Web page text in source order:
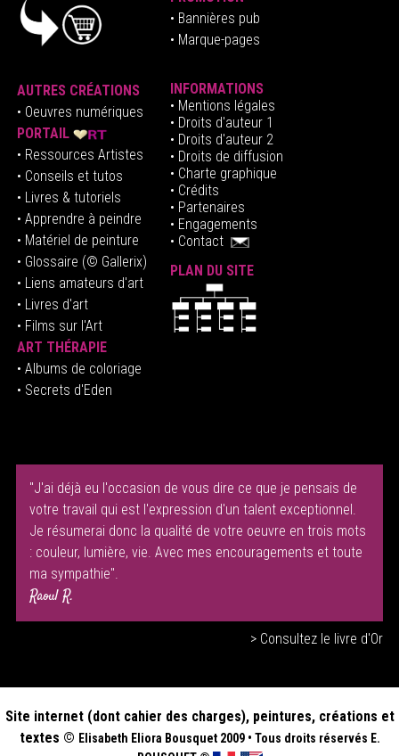
• Bannières pub
• Marque-pages
AUTRES CRÉATIONS
• Oeuvres numériques
PORTAIL
• Ressources Artistes
• Conseils et tutos
• Livres & tutoriels
• Apprendre à peindre
• Matériel de peinture
• Glossaire (© Gallerix)
• Liens amateurs d'art
• Livres d'art
• Films sur l'Art
ART THÉRAPIE
• Albums de coloriage
• Secrets d'Eden
INFORMATIONS
• Mentions légales
• Droits d'auteur1
• Droits d'auteur 2
• Droits de diffusion
• Charte graphique
• Crédits
• Partenaires
• Engagements
• Contact
PLAN DU SITE
"J'ai déjà eu l'occasion de vous dire ce que je pensais de
votre travail qui est l'expression d'un talent exceptionnel.
Je résumerai donc la qualité de votre oeuvre en trois mots
: couleur, lumière, vie. Avec mes encouragements et toute
ma sympathie".
Raoul R.
> Consultez le livre d'Or
Site internet (dont cahier des charges), peintures, créations et
textes © Elisabeth Eliora Bousquet 2009 • Tous droits réservés E.